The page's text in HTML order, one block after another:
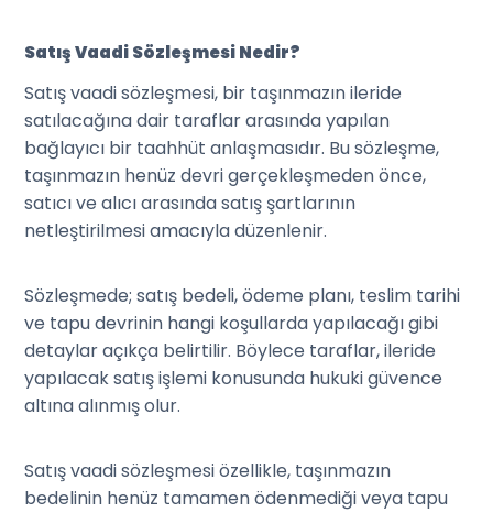
Satış Vaadi Sözleşmesi Nedir?
Satış vaadi sözleşmesi, bir taşınmazın ileride
satılacağına dair taraflar arasında yapılan
bağlayıcı bir taahhüt anlaşmasıdır. Bu sözleşme,
taşınmazın henüz devri gerçekleşmeden önce,
satıcı ve alıcı arasında satış şartlarının
netleştirilmesi amacıyla düzenlenir.
Sözleşmede; satış bedeli, ödeme planı, teslim tarihi
ve tapu devrinin hangi koşullarda yapılacağı gibi
detaylar açıkça belirtilir. Böylece taraflar, ileride
yapılacak satış işlemi konusunda hukuki güvence
altına alınmış olur.
Satış vaadi sözleşmesi özellikle, taşınmazın
bedelinin henüz tamamen ödenmediği veya tapu